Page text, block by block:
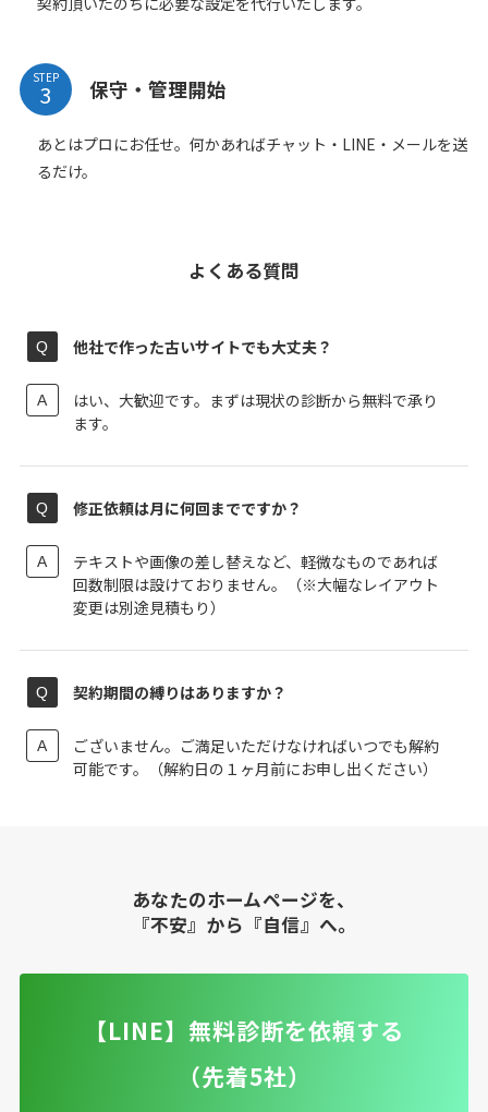
STEP 保守・管理開始
あとはプロにお任せ。何かあればチャット・LINE・メールを送
るだけ。
よくある質問
他社で作った古いサイトでも大丈夫？
はい、大歓迎です。まずは現状の診断から無料で承り
ます。
修正依頼は月に何回までですか？
テキストや画像の差し替えなど、軽微なものであれば
回数制限は設けておりません。（※大幅なレイアウト
変更は別途見積もり）
契約期間の縛りはありますか？
ございません。ご満足いただけなければいつでも解約
可能です。（解約日の１ヶ月前にお申し出ください）
あなたのホームページを、
『不安』から『自信』へ。
【LINE】無料診断を依頼する
（先着5社）